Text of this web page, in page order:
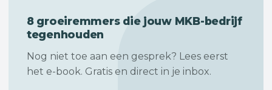
8 groeiremmers die jouw MKB-bedrijf
tegenhouden
Nog niet toe aan een gesprek? Lees eerst
het e-book. Gratis en direct in je inbox.